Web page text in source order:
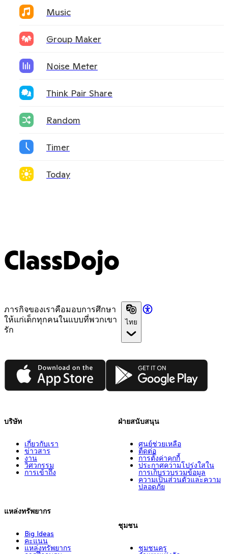
Music
Group Maker
Noise Meter
Think Pair Share
Random
Timer
Today
ClassDojo
ภารกิจของเราคือมอบการศึกษา
ให้แก่เด็กทุกคนในแบบที่พวกเขา
รัก
ไทย
App Store Google Play
บริษัท
เกี่ยวกับเรา
ข่าวสาร
งาน
วิศวกรรม
การเข้าถึง
แหล่งทรัพยากร
Big Ideas
คะแนน
แหล่งทรัพยากร
ฝ่ายสนับสนุน
ศูนย์ช่วยเหลือ
ติดต่อ
การตั้งค่าคุกกี้
ประกาศความโปร่งใสใน
การเก็บรวบรวมข้อมูล
ความเป็นส่วนตัวและความ
ปลอดภัย
ชุมชน
ชุมชนครู